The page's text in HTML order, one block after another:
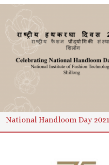
National Handloom Day 2021